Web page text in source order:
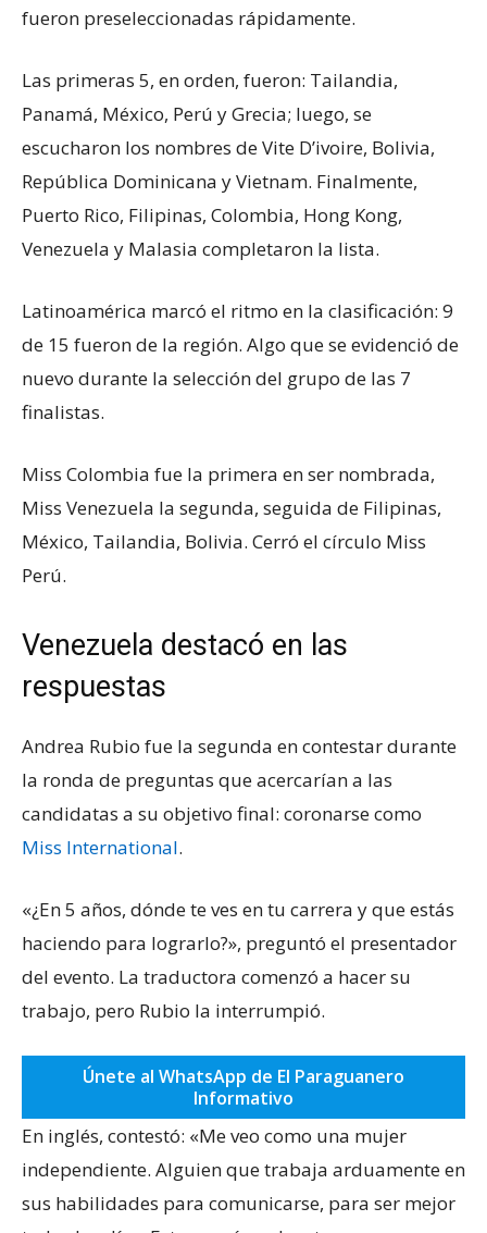
fueron preseleccionadas rápidamente.
Las primeras 5, en orden, fueron: Tailandia,
Panamá, México, Perú y Grecia; luego, se
escucharon los nombres de Vite D’ivoire, Bolivia,
República Dominicana y Vietnam. Finalmente,
Puerto Rico, Filipinas, Colombia, Hong Kong,
Venezuela y Malasia completaron la lista.
Latinoamérica marcó el ritmo en la clasificación: 9
de 15 fueron de la región. Algo que se evidenció de
nuevo durante la selección del grupo de las 7
finalistas.
Miss Colombia fue la primera en ser nombrada,
Miss Venezuela la segunda, seguida de Filipinas,
México, Tailandia, Bolivia. Cerró el círculo Miss
Perú.
Venezuela destacó en las
respuestas
Andrea Rubio fue la segunda en contestar durante
la ronda de preguntas que acercarían a las
candidatas a su objetivo final: coronarse como
Miss International.
«¿En 5 años, dónde te ves en tu carrera y que estás
haciendo para lograrlo?», preguntó el presentador
del evento. La traductora comenzó a hacer su
trabajo, pero Rubio la interrumpió.
Únete al WhatsApp de El Paraguanero
Informativo
En inglés, contestó: «Me veo como una mujer
independiente. Alguien que trabaja arduamente en
sus habilidades para comunicarse, para ser mejor